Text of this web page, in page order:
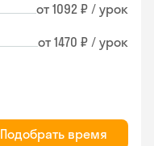
от 1092 ₽ / урок
от 1470 ₽ / урок
Подобрать время